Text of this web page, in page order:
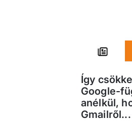
Így
Google-
anélkül,
Gmailről...